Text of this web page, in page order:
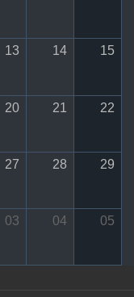
13 14 15
20 21 22
27 28 29
03 04 05